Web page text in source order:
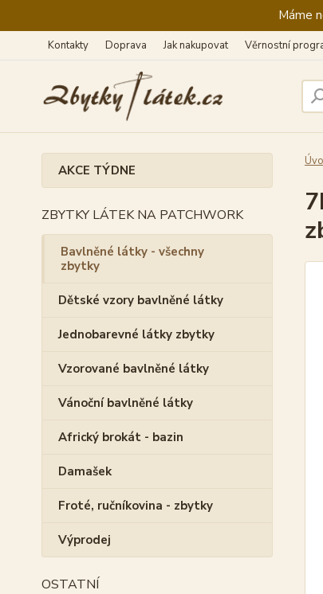
Máme
Kontakty Doprava Jak nakupovat Věrnostní
AKCE TÝDNE
ZBYTKY LÁTEK NA PATCHWORK
Bavlněné látky - všechny
zbytky
Dětské vzory bavlněné látky
Jednobarevné látky zbytky
Vzorované bavlněné látky
Vánoční bavlněné látky
Africký brokát - bazin
Damašek
Froté, ručníkovina - zbytky
Výprodej
OSTATNÍ